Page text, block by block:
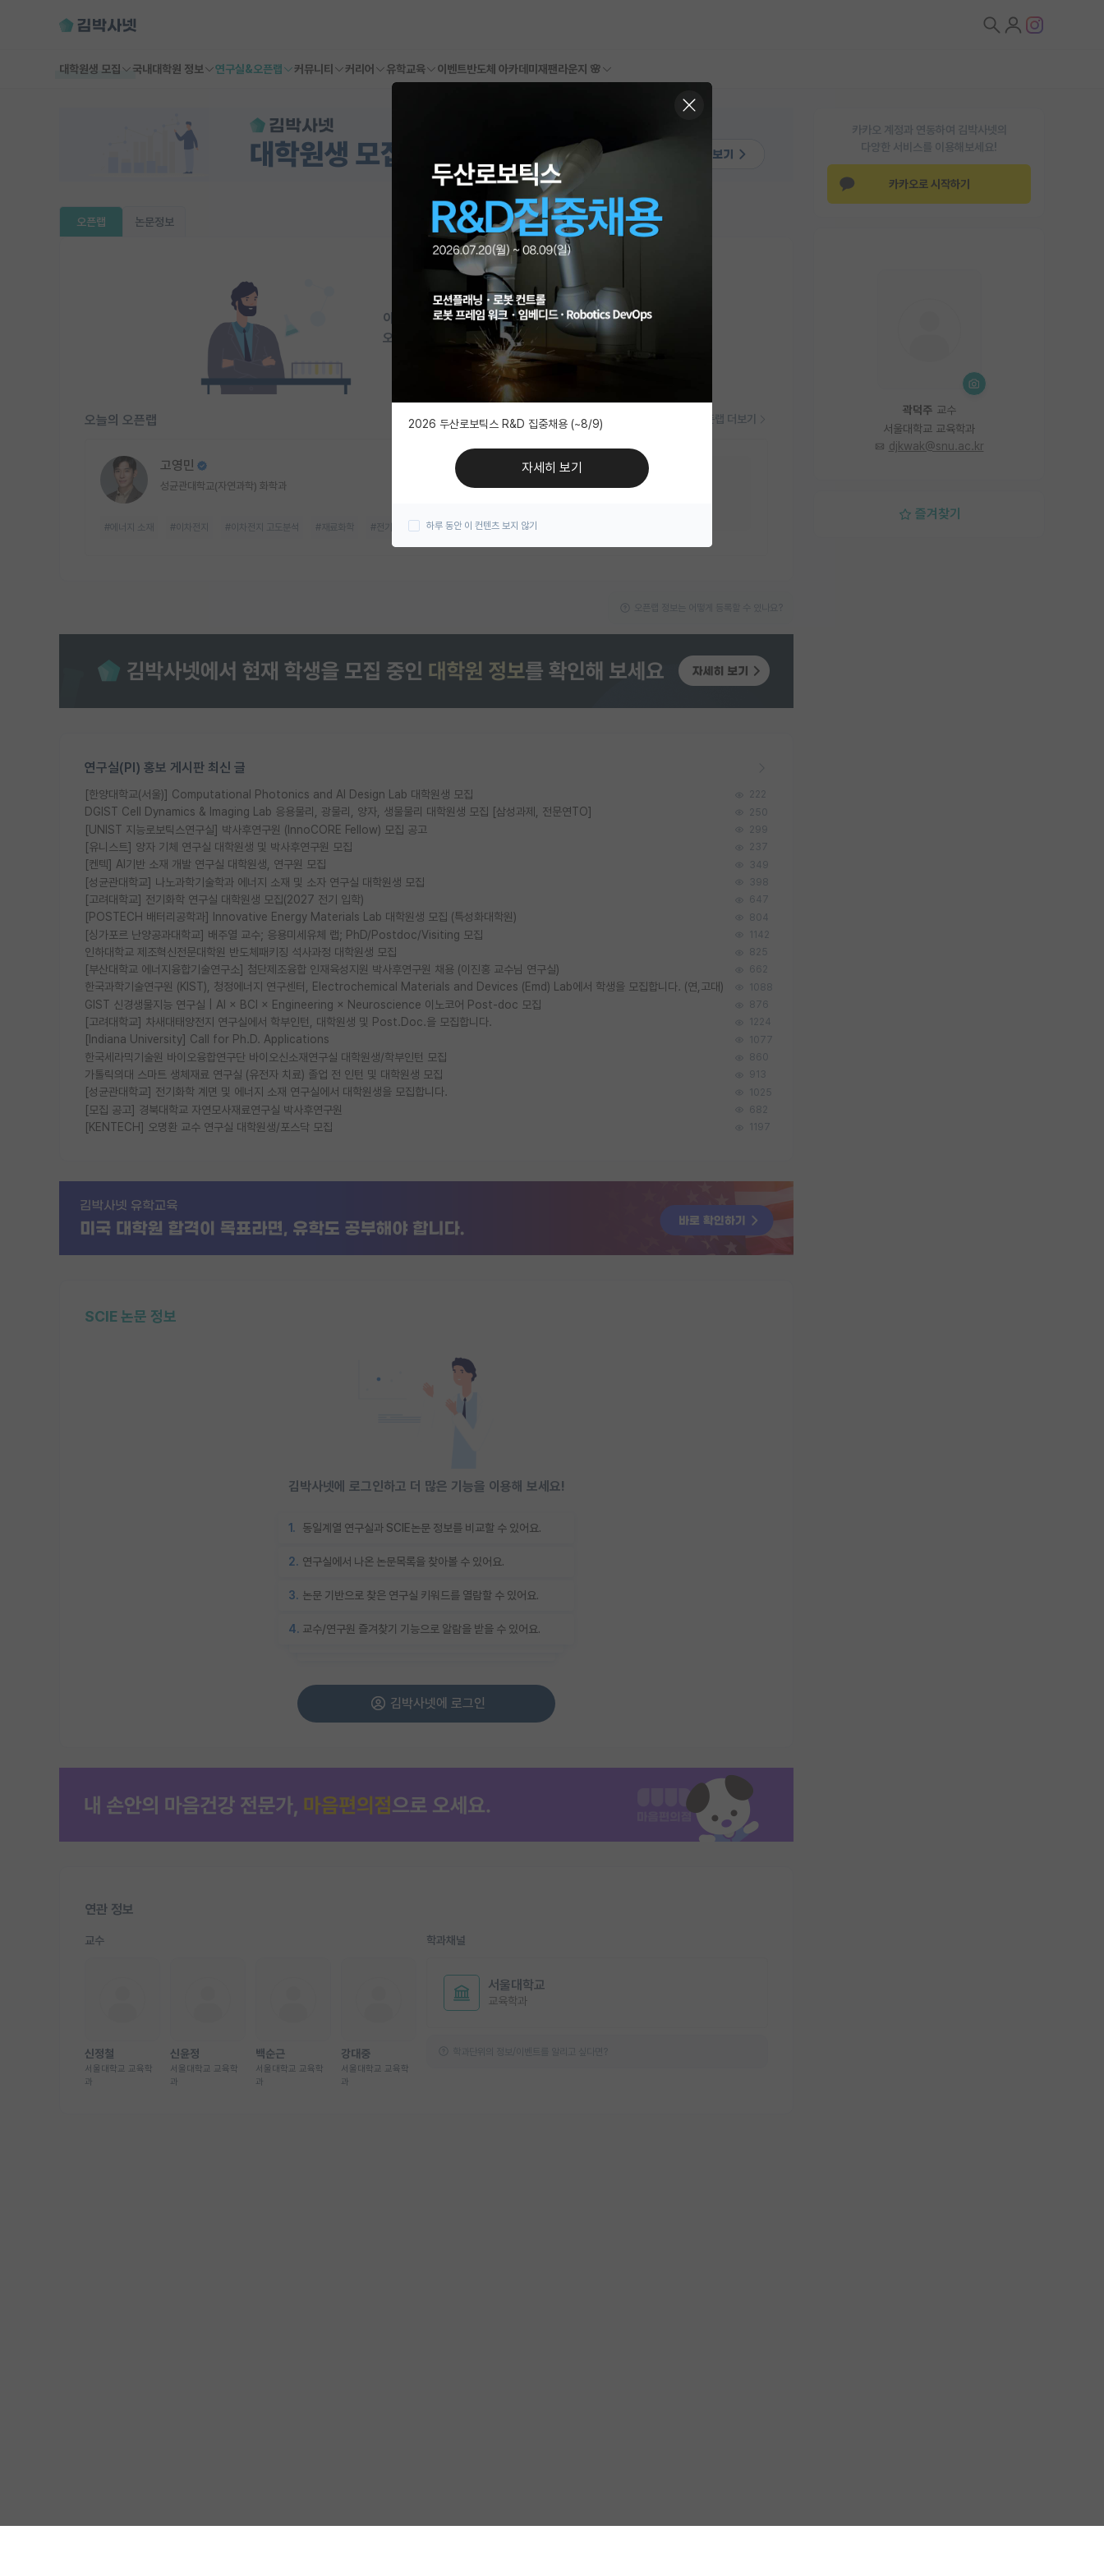
대학원생 모집 국내대학원 정보 연구실&오픈랩 커뮤니티 커리어 유학교육 이벤트반도체 아카데미 재팬라운지 🌸
오픈랩 논문정보
이 연구실은 아직 오픈랩 정보가등록되지 않았습니다.
오픈랩이 등록된 연구실은 어떠신가요?
오늘의 오픈랩 오픈랩 더보기
고영민
성균관대학교(자연과학) 화학과
#에너지 소재 #이차전지 #이차전지 고도분석 #재료화학 #전기화학 #차세대 전지
지금 연구실 모집중이에요!
오픈랩 정보는 어떻게 등록할 수 있나요?
연구실(PI) 홍보 게시판 최신 글
[한양대학교(서울)] Computational Photonics and AI Design Lab 대학원생 모집 222
DGIST Cell Dynamics & Imaging Lab 응용물리, 광물리, 양자, 생물물리 대학원생 모집 [삼성과제, 전문연TO] 250
[UNIST 지능로보틱스연구실] 박사후연구원 (InnoCORE Fellow) 모집 공고 299
[유니스트] 양자 기체 연구실 대학원생 및 박사후연구원 모집 237
[켄텍] AI기반 소재 개발 연구실 대학원생, 연구원 모집 349
[성균관대학교] 나노과학기술학과 에너지 소재 및 소자 연구실 대학원생 모집 398
[고려대학교] 전기화학 연구실 대학원생 모집(2027 전기 입학) 647
[POSTECH 배터리공학과] Innovative Energy Materials Lab 대학원생 모집 (특성화대학원) 804
[싱가포르 난양공과대학교] 배주열 교수; 응용미세유체 랩; PhD/Postdoc/Visiting 모집 1142
인하대학교 제조혁신전문대학원 반도체패키징 석사과정 대학원생 모집 825
[부산대학교 에너지융합기술연구소] 첨단제조융합 인재육성지원 박사후연구원 채용 (이진홍 교수님 연구실) 662
한국과학기술연구원 (KIST), 청정에너지 연구센터, Electrochemical Materials and Devices (Emd) Lab에서 학생을 모집합니다. (연,고대) 1088
GIST 신경생물지능 연구실 | AI × BCI × Engineering × Neuroscience 이노코어 Post-doc 모집 876
[고려대학교] 차새대태양전지 연구실에서 학부인턴, 대학원생 및 Post.Doc.을 모집합니다. 1224
[Indiana University] Call for Ph.D. Applications 1077
한국세라믹기술원 바이오융합연구단 바이오신소재연구실 대학원생/학부인턴 모집 860
가톨릭의대 스마트 생체재료 연구실 (유전자 치료) 졸업 전 인턴 및 대학원생 모집 913
[성균관대학교] 전기화학 계면 및 에너지 소재 연구실에서 대학원생을 모집합니다. 1025
[모집 공고] 경북대학교 자연모사재료연구실 박사후연구원 682
[KENTECH] 오명환 교수 연구실 대학원생/포스닥 모집 1197
SCIE 논문 정보
김박사넷에 로그인하고 더 많은 기능을 이용해 보세요!
1. 동일계열 연구실과 SCIE논문 정보를 비교할 수 있어요.
2. 연구실에서 나온 논문목록을 찾아볼 수 있어요.
3. 논문 기반으로 찾은 연구실 키워드를 열람할 수 있어요.
4. 교수/연구원 즐겨찾기 기능으로 알람을 받을 수 있어요.
김박사넷에 로그인
연관 정보
교수
신정철
서울대학교 교육학
과
신윤정
서울대학교 교육학
과
백순근
서울대학교 교육학
과
강대중
서울대학교 교육학
과
학과채널
서울대학교
교육학과
학과단위의 정보/이벤트를 알리고 싶다면?
2026 두산로보틱스 R&D 집중채용 (~8/9)
자세히 보기
하루 동안 이 컨텐츠 보지 않기
카카오 계정과 연동하여 김박사넷의
다양한 서비스를 이용해보세요!
카카오로 시작하기
곽덕주 교수
서울대학교 교육학과
djkwak@snu.ac.kr
즐겨찾기